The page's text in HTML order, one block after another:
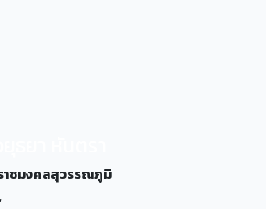
าชมงคลสุวรรณภูมิ